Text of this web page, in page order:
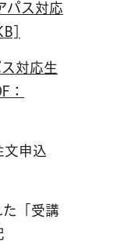
パス対応
対応生
：
文申込
「受講